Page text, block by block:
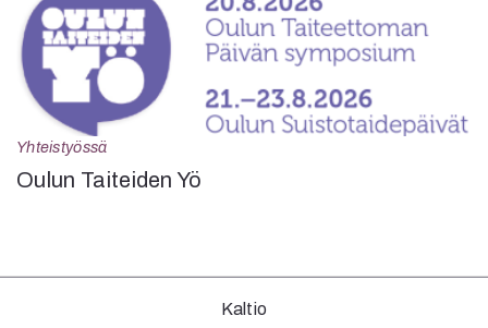
Yhteistyössä
Oulun Taiteiden Yö
Kaltio